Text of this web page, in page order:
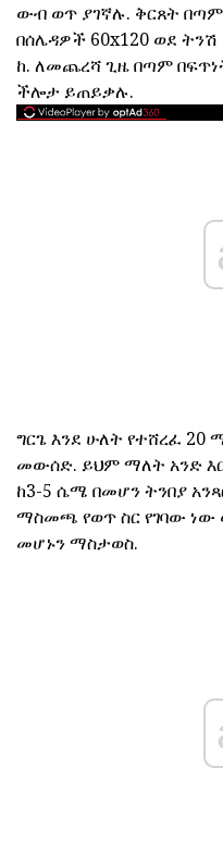
ውብ ወጥ ያገኛሉ. ቅርጸት
በሰሌዳዎች 60x120 ወደ
ከ. ለመጨረሻ ጊዜ በጣም
ችሎታ ይጠይቃሉ.
ግርጌ እንደ ሁለት የተሸረፈ
መውሰድ. ይህም ማለት አንድ
ከ3-5 ሴሜ በመሆን ትንበያ
ማስመጫ የወጥ ስር የገባው ነው
መሆኑን ማስታወስ.